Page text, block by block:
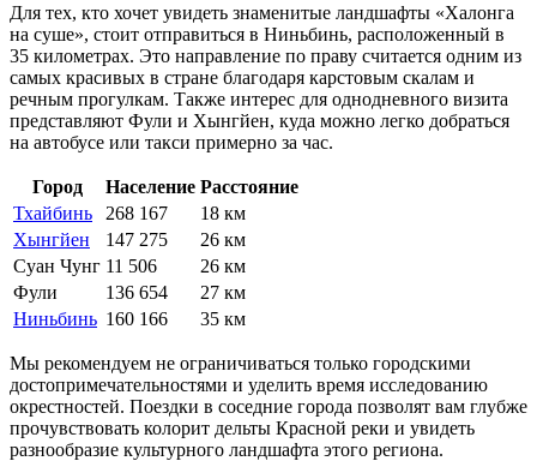
Для тех, кто хочет увидеть знаменитые ландшафты «Халонга
на суше», стоит отправиться в Ниньбинь, расположенный в
35 километрах. Это направление по праву считается одним из
самых красивых в стране благодаря карстовым скалам и
речным прогулкам. Также интерес для однодневного визита
представляют Фули и Хынгйен, куда можно легко добраться
на автобусе или такси примерно за час.
Город Население Расстояние
Тхайбинь
268 167
18 км
Хынгйен
147 275
26 км
Суан Чунг 11 506
26 км
Фули
136 654
27 км
Ниньбинь 160 166 35 км
Мы рекомендуем не ограничиваться только городскими
достопримечательностями и уделить время исследованию
окрестностей. Поездки в соседние города позволят вам глубже
прочувствовать колорит дельты Красной реки и увидеть
разнообразие культурного ландшафта этого региона.